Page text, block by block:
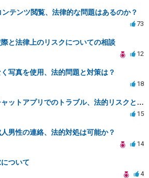
テンツ閲覧、法律的な問題はあるのか？
73
と法律上のリスクについての相談
12
写真を使用、法的問題と対策は？
18
未成年によるチャットアプリでのトラブル、法的リスクと対応策は？
15
男性の連絡、法的対処は可能か？
14
ついて
4